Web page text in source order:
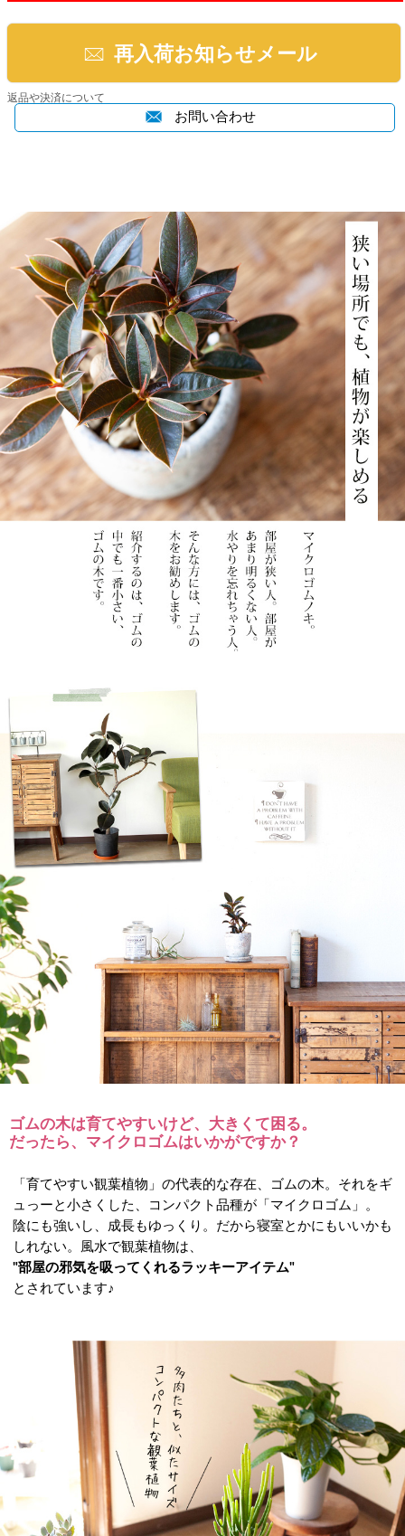
再入荷お知らせメール
お問い合わせ
返品や決済について
ゴムの木は育てやすいけど、大きくて困る。
だったら、マイクロゴムはいかがですか？
「育てやすい観葉植物」の代表的な存在、ゴムの木。それをギ
ュっーと小さくした、コンパクト品種が「マイクロゴム」。
陰にも強いし、成長もゆっくり。だから寝室とかにもいいかも
しれない。風水で観葉植物は、
"部屋の邪気を吸ってくれるラッキーアイテム"
とされています♪